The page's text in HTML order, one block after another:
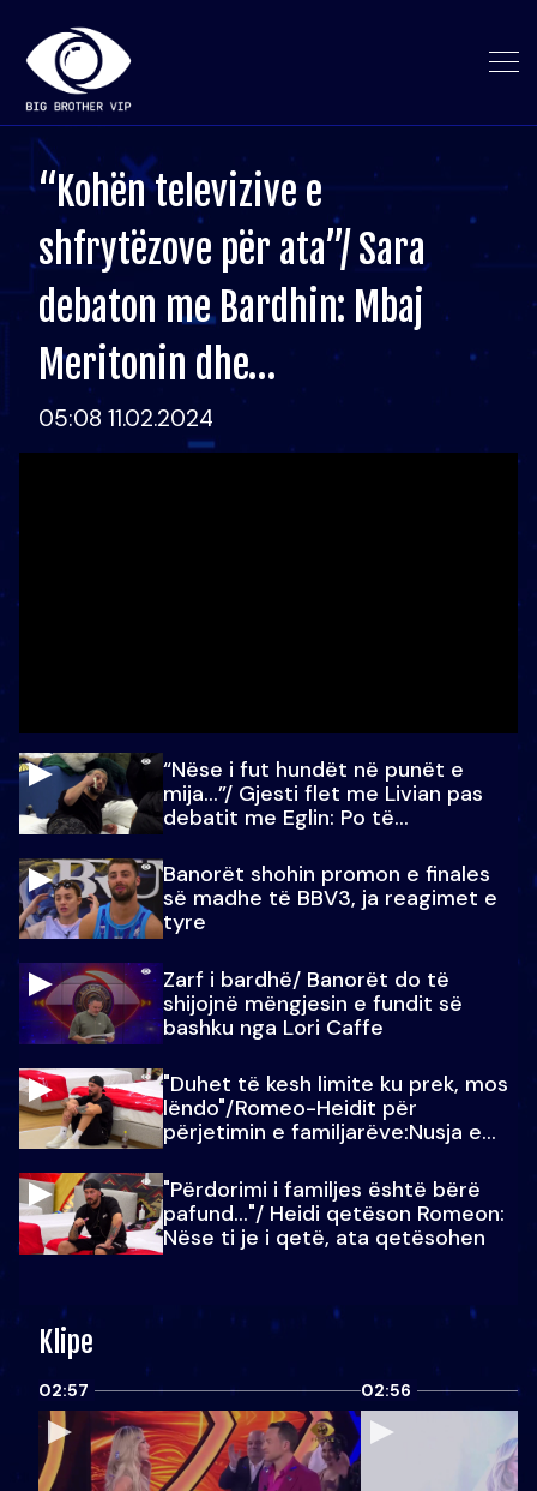
“Kohën televizive e
shfrytëzove për ata”/ Sara
debaton me Bardhin: Mbaj
Meritonin dhe…
05:08 11.02.2024
“Nëse i fut hundët në punët e
mija…”/ Gjesti flet me Livian pas
debatit me Eglin: Po të
Banorët shohin promon e finales
së madhe të BBV3, ja reagimet e
tyre
Zarf i bardhë/ Banorët do të
shijojnë mëngjesin e fundit së
bashku nga Lori Caffe
"Duhet të kesh limite ku prek, mos
lëndo"/Romeo-Heidit për
përjetimin e familjarëve:Nusja e
"Përdorimi i familjes është bërë
pafund…"/ Heidi qetëson Romeon:
Nëse ti je i qetë, ata qetësohen
Klipe
02:57 02:56